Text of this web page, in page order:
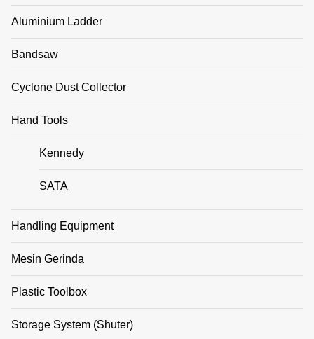
Aluminium Ladder
Bandsaw
Cyclone Dust Collector
Hand Tools
Kennedy
SATA
Handling Equipment
Mesin Gerinda
Plastic Toolbox
Storage System (Shuter)